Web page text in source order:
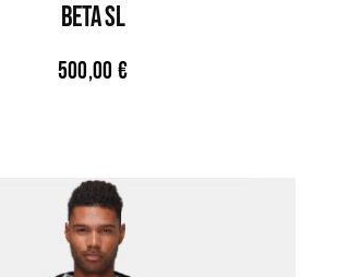
BETA SL
500,00 €